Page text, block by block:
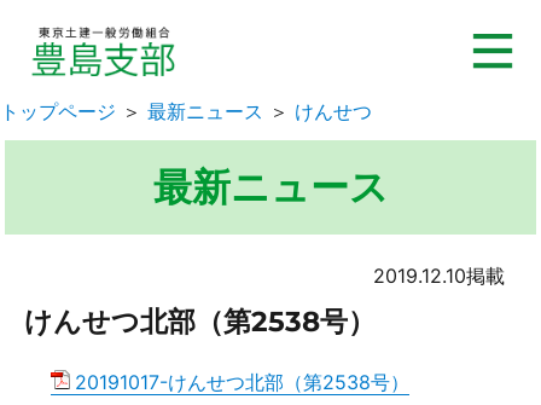
トップページ ＞ 最新ニュース ＞ けんせつ
最新ニュース
2019.12.10掲載
けんせつ北部（第2538号）
20191017-けんせつ北部（第2538号）